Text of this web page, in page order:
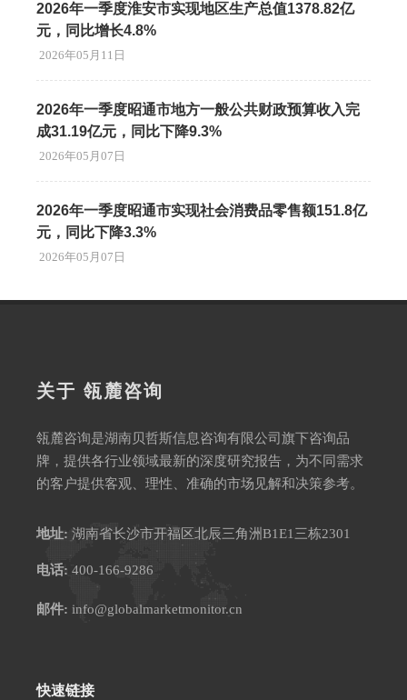
2026年一季度淮安市实现地区生产总值1378.82亿
元，同比增长4.8%
2026年05月11日
2026年一季度昭通市地方一般公共财政预算收入完
成31.19亿元，同比下降9.3%
2026年05月07日
2026年一季度昭通市实现社会消费品零售额151.8亿
元，同比下降3.3%
2026年05月07日
关于 瓴麓咨询
瓴麓咨询是湖南贝哲斯信息咨询有限公司旗下咨询品
牌，提供各行业领域最新的深度研究报告，为不同需求
的客户提供客观、理性、准确的市场见解和决策参考。
地址: 湖南省长沙市开福区北辰三角洲B1E1三栋2301
电话: 400-166-9286
邮件: info@globalmarketmonitor.cn
快速链接